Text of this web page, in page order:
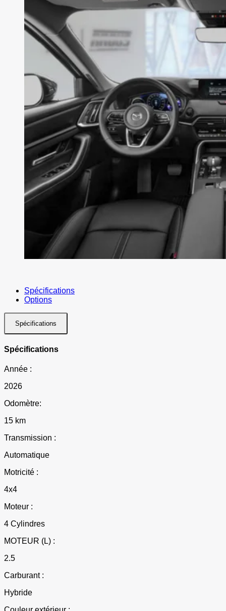
Spécifications
Options
Spécifications
Spécifications
Année :
2026
Odomètre:
15 km
Transmission :
Automatique
Motricité :
4x4
Moteur :
4 Cylindres
MOTEUR (L) :
2.5
Carburant :
Hybride